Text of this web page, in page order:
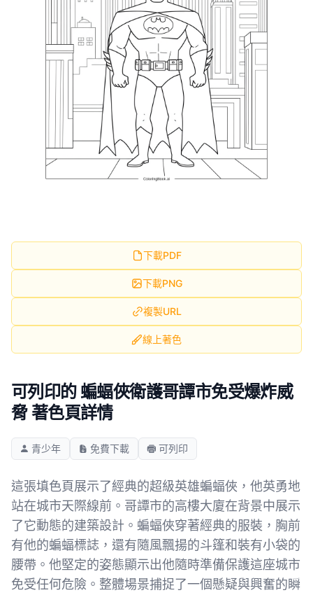
下載PDF
下載PNG
複製URL
線上著色
可列印的 蝙蝠俠衛護哥譚市免受爆炸威
脅 著色頁詳情
青少年 免費下載 可列印
這張填色頁展示了經典的超級英雄蝙蝠俠，他英勇地
站在城市天際線前。哥譚市的高樓大廈在背景中展示
了它動態的建築設計。蝙蝠俠穿著經典的服裝，胸前
有他的蝙蝠標誌，還有隨風飄揚的斗篷和裝有小袋的
腰帶。他堅定的姿態顯示出他隨時準備保護這座城市
免受任何危險。整體場景捕捉了一個懸疑與興奮的瞬